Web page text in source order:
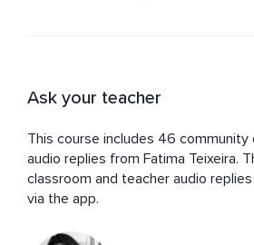
Ask your teacher
This course includes 46
audio replies from Fatima Teixeira.
classroom and teacher audio
via the app.